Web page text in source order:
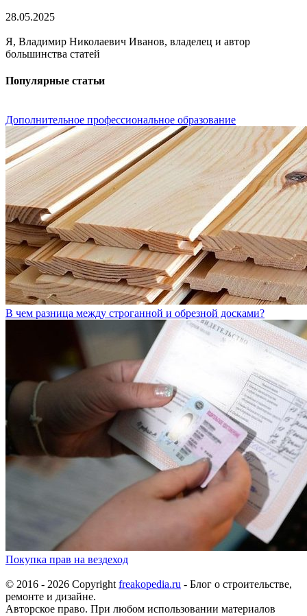
28.05.2025
Я, Владимир Николаевич Иванов, владелец и автор
большинства статей
Популярные статьи
Дополнительное профессиональное образование
В чем разница между строганной и обрезной досками?
Покупка прав на вездеход
© 2016 - 2026 Copyrightfreakopedia.ru - Блог о строительстве,
ремонте и дизайне.
Авторское право. При любом использовании материалов